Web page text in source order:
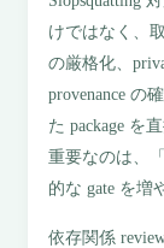
けではなく、
の厳格化、
provenance の
た package を
重要なのは、
的な gate を増
依存関係